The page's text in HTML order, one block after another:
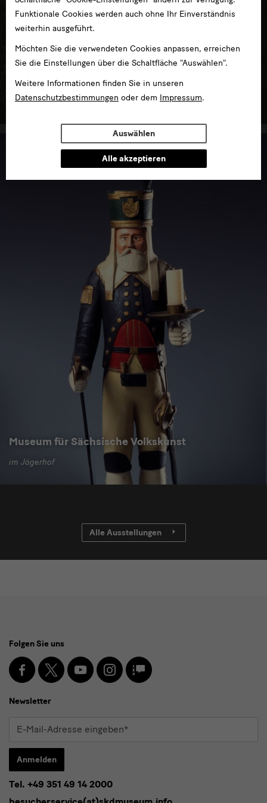
Kunst von der Romantik bis zur Gegenwart
im Albertinum
Museum für Sächsische Volkskunst
im Jägerhof
Alle Ausstellungen
Funktionale Cookies werden auch ohne Ihr Einverständnis
weiterhin ausgeführt.
Möchten Sie die verwendeten Cookies anpassen, erreichen
Sie die Einstellungen über die Schaltfläche "Auswählen".
Weitere Informationen finden Sie in unseren
Datenschutzbestimmungen oder dem Impressum.
Auswählen
Alle akzeptieren
Media
und
Newsletter
Folgen Sie uns
Facebook
X YoutubeInstagramSKD
Blog
Newsletter
E-
Adresse
Anmelden
* Pflichtfeld
Tel. +49 351 49 14 2000